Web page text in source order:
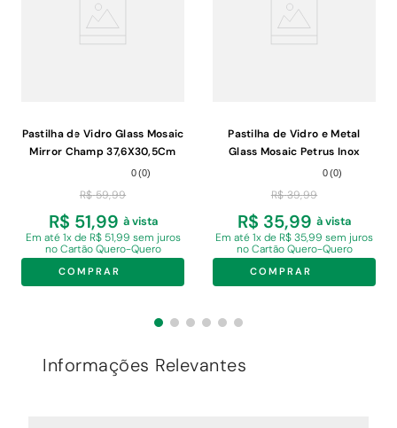
Pastilha de Vidro Glass Mosaic
Mirror Champ 37,6X30,5Cm
0(0)
R$ 59,99
R$ 51,99 à vista
Em até 1x de R$ 51,99 sem juros
no Cartão Quero-Quero
COMPRAR
Pastilha de Vidro e Metal
Glass Mosaic Petrus Inox
Branco 29,4X29X8X4cm
0(0)
R$ 39,99
R$ 35,99 à vista
Em até 1x de R$ 35,99 sem juros
no Cartão Quero-Quero
COMPRAR
Informações Relevantes